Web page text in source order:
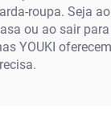
roupa. Seja
ou ao sair
YOUKI